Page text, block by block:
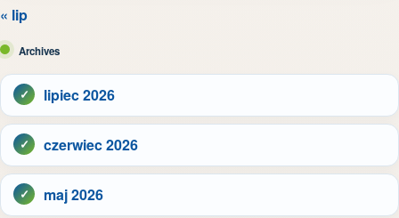
« lip
Archives
lipiec 2026
czerwiec 2026
maj 2026